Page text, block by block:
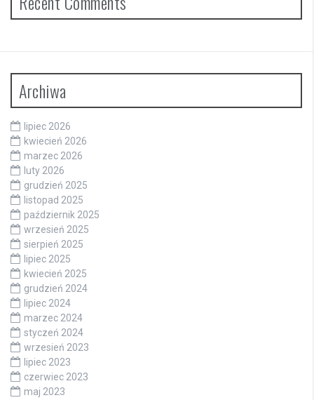
Archiwa
lipiec 2026
kwiecień 2026
marzec 2026
luty 2026
grudzień 2025
listopad 2025
październik 2025
wrzesień 2025
sierpień 2025
lipiec 2025
kwiecień 2025
grudzień 2024
lipiec 2024
marzec 2024
styczeń 2024
wrzesień 2023
lipiec 2023
czerwiec 2023
maj 2023